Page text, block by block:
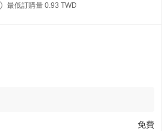
最低訂購量 0.93 TWD
免費